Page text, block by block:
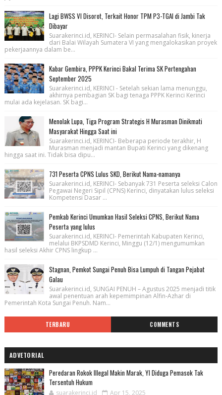
Lagi BWSS VI Disorot, Terkait Honor TPM P3-TGAI di Jambi Tak
Dibayar
Suarakerinci.id, KERINCI- Selain permasalahan fisik, kinerja
dari Balai Wilayah Sumatera VI yang mengalokasikan proyek
pekerjaannya dalam be...
Kabar Gembira, PPPK Kerinci Bakal Terima SK Pertengahan
September 2025
Suarakerinci.id, KERINCI - Setelah sekian lama menunggu,
akhirnya pembagian SK bagi tenaga PPPK Kerinci Kerinci
mulai ada kejelasan. SK bagi...
Menolak Lupa, Tiga Program Strategis H Murasman Dinikmati
Masyarakat Hingga Saat ini
Suarakerinci.id, KERINCI- Beberapa periode terakhir, H
Murasman menjadi mantan Bupati Kerinci yang dikenang
hingga saat ini. Tidak bisa dipu...
731 Peserta CPNS Lulus SKD, Berikut Nama-namanya
Suarakerinci.id, KERINCI- Sebanyak 731 Peserta seleksi Calon
Pegawai Negeri Sipil (CPNS) Kerinci, dinyatakan lulus seleksi
Kompetensi Dasar ...
Pemkab Kerinci Umumkan Hasil Seleksi CPNS, Berikut Nama
Peserta yang lulus
Suarakerinci.id, KERINCI- Pemerintah Kabupaten Kerinci,
melalui BKPSDMD Kerinci, Minggu (12/1) mengumumkan
hasil seleksi Akhir CPNS lingkup ...
Stagnan, Pemkot Sungai Penuh Bisa Lumpuh di Tangan Pejabat
Galau
Suarakerinci.id, SUNGAI PENUH – Agustus 2025 menjadi titik
awal penentuan arah kepemimpinan Alfin-Azhar di
Pemerintah Kota Sungai Penuh. Nam...
TERBARU COMMENTS
ADVETORIAL
Peredaran Rokok Illegal Makin Marak, YI Diduga Pemasok Tak
Tersentuh Hukum
suarakerinci.id Apr 15, 2025